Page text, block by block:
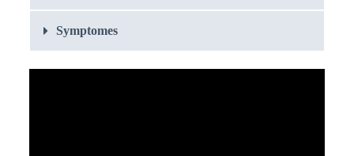
Symptomes